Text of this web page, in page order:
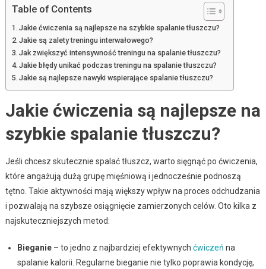
Table of Contents
Jakie ćwiczenia są najlepsze na szybkie spalanie tłuszczu?
Jakie są zalety treningu interwałowego?
Jak zwiększyć intensywność treningu na spalanie tłuszczu?
Jakie błędy unikać podczas treningu na spalanie tłuszczu?
Jakie są najlepsze nawyki wspierające spalanie tłuszczu?
Jakie ćwiczenia są najlepsze na
szybkie spalanie tłuszczu?
Jeśli chcesz skutecznie spalać tłuszcz, warto sięgnąć po ćwiczenia,
które angażują dużą grupę mięśniową i jednocześnie podnoszą
tętno. Takie aktywności mają większy wpływ na proces odchudzania
i pozwalają na szybsze osiągnięcie zamierzonych celów. Oto kilka z
najskuteczniejszych metod:
Bieganie– to jedno z najbardziej efektywnych ćwiczeń na
spalanie kalorii. Regularne bieganie nie tylko poprawia kondycję,